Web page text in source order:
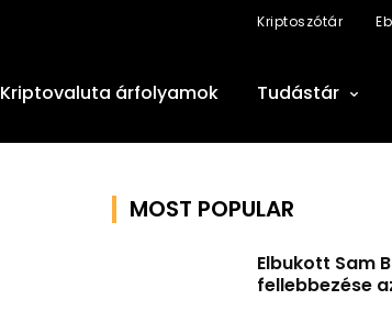
Kriptoszótár
Kriptovaluta árfolyamok Tudástár
MOST POPULAR
Elbukott Sam
fellebbezése